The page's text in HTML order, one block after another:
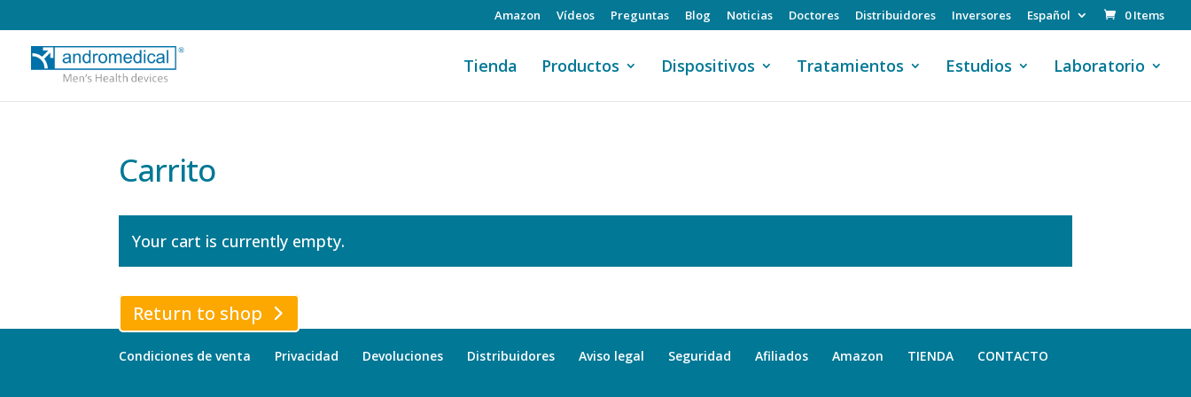
Amazon Vídeos Preguntas Blog Noticias Doctores Distribuidores Inversores Español 0 Items
Tienda Productos Dispositivos Tratamientos Estudios Laboratorio
Carrito
Your cart is currently empty.
Return to shop
Condiciones de venta Privacidad Devoluciones Distribuidores Aviso legal Seguridad Afiliados Amazon TIENDA CONTACTO